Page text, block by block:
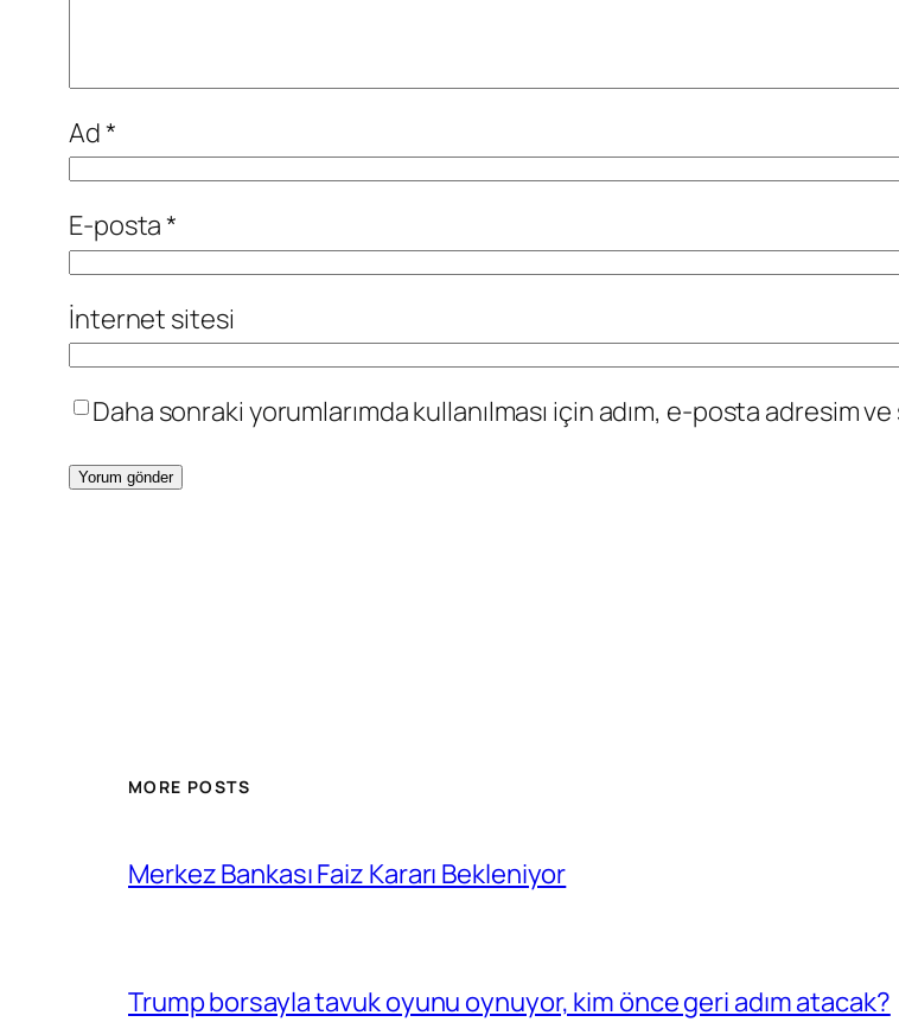
Ad*
E-posta*
İnternet sitesi
Daha sonraki yorumlarımda kullanılması için adım, e-posta adresim
MORE POSTS
Merkez Bankası Faiz Kararı Bekleniyor
Trump borsayla tavuk oyunu oynuyor, kim önce geri adım atacak?